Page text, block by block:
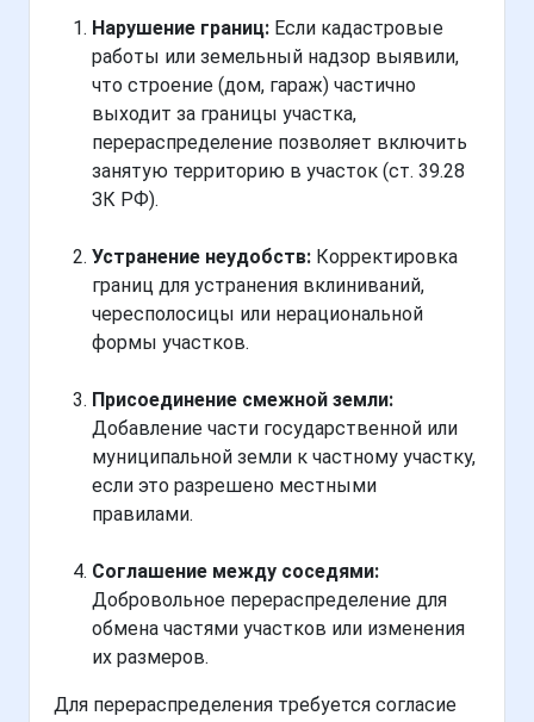
Нарушение границ: Если кадастровые
работы или земельный надзор выявили,
что строение (дом, гараж) частично
выходит за границы участка,
перераспределение позволяет включить
занятую территорию в участок (ст. 39.28
ЗК РФ).
Устранение неудобств: Корректировка
границ для устранения вклиниваний,
чересполосицы или нерациональной
формы участков.
Присоединение смежной земли:
Добавление части государственной или
муниципальной земли к частному участку,
если это разрешено местными
правилами.
Соглашение между соседями:
Добровольное перераспределение для
обмена частями участков или изменения
их размеров.
Для перераспределения требуется согласие